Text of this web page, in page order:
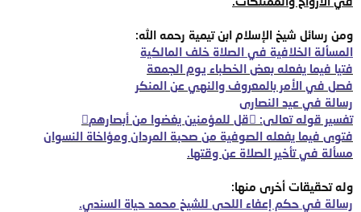
ومن رسائل شيخ الإسلام ابن تيمية رحمه الله:
المسألة الخلافية في الصلاة خلف المالكية
فتيا فيما يفعله بعض الخطباء يوم الجمعة
فصل في الأمر بالمعروف والنهي عن المنكر
رسالة في عيد النصارى
تفسير قوله تعالى: قل للمؤمنين يغضوا من أبصارهم
فتوى فيما يفعله الصوفية من صحبة المردان ومؤاخاة النسوان
مسألة في تأخير الصلاة عن وقتها.
وله تحقيقات أخرى منها:
رسالة في حكم إعفاء اللحى للشيخ محمد حياة السندي.